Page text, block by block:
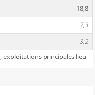
18,8
7,3
3,2
exploitations principales lieu